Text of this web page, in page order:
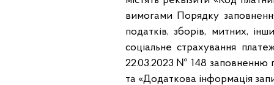
вимогами Порядку
податків, зборів, митних,
соціальне страхування
22.03.2023 № 148 заповненню
та «Додаткова інформація